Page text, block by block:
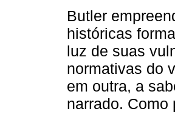
Butler
históricas
luz de suas
normativas do
em outra, a
narrado. Como